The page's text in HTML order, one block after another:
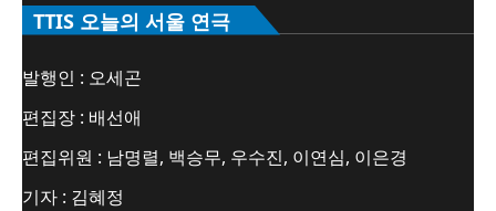
TTIS 오늘의 서울 연극
발행인 : 오세곤
편집장 : 배선애
편집위원 : 남명렬, 백승무, 우수진, 이연심, 이은경
기자 : 김혜정